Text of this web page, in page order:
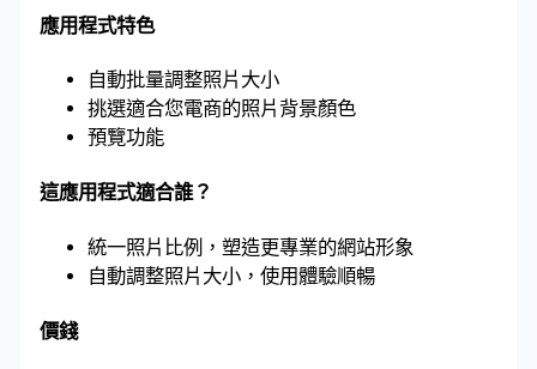
應用程式特色
自動批量調整照片大小
挑選適合您電商的照片背景顏色
預覽功能
這應用程式適合誰？
統一照片比例，塑造更專業的網站形象
自動調整照片大小，使用體驗順暢
價錢